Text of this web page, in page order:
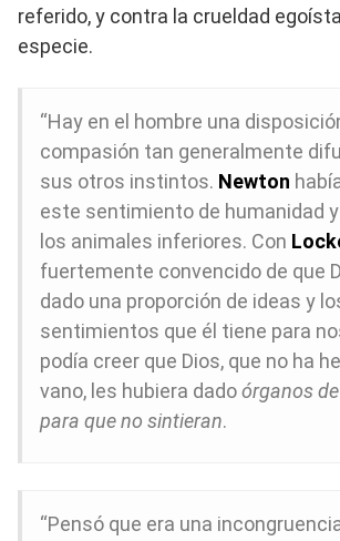
referido, y contra la crueldad
especie.
“Hay en el hombre una
compasión tan generalmente
sus otros instintos. Newton
este sentimiento de humanidad
los animales inferiores. Con
fuertemente convencido de que
dado una proporción de ideas y
sentimientos que él tiene para
podía creer que Dios, que no ha
vano, les hubiera dadoórganos
para que no sintieran.
“Pensó que era una